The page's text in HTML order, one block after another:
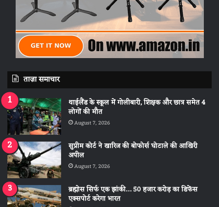
ताज़ा समाचार
थाईलैंड के स्कूल में गोलीबारी, शिक्षक और छात्र समेत 4
लोगों की मौत
August 7, 2026
सुप्रीम कोर्ट ने खारिज की बोफोर्स घोटाले की आखिरी
अपील
August 7, 2026
ब्रह्मोस सिर्फ एक झांकी… 50 हजार करोड़ का डिफेंस
एक्सपोर्ट करेगा भारत